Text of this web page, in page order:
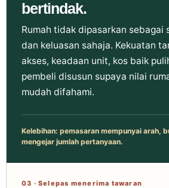
bertindak.
Rumah tidak dipasarkan sebagai
dan keluasan sahaja. Kekuatan
akses, keadaan unit, kos baik
pembeli disusun supaya nilai
mudah difahami.
Kelebihan: pemasaran mempunyai arah,
mengejar jumlah pertanyaan.
03 · Selepas menerima tawaran